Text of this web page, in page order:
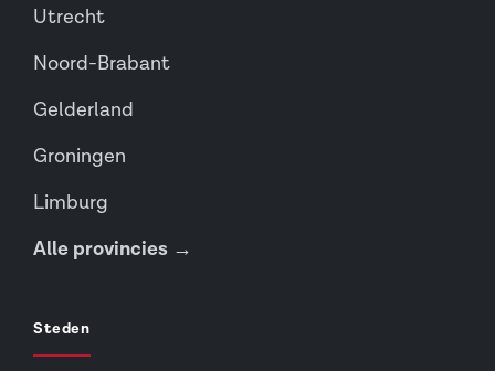
Utrecht
Noord-Brabant
Gelderland
Groningen
Limburg
Alle provincies →
Steden